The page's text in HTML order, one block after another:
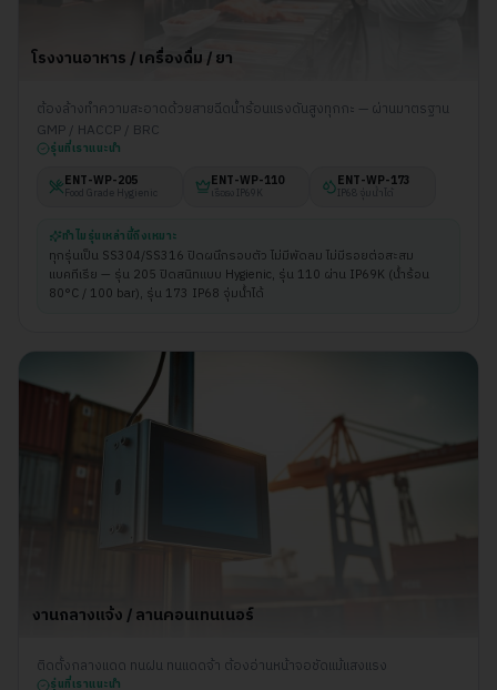
โรงงานอาหาร / เครื่องดื่ม / ยา
ต้องล้างทำความสะอาดด้วยสายฉีดน้ำร้อนแรงดันสูงทุกกะ — ผ่านมาตรฐาน
GMP / HACCP / BRC
รุ่นที่เราแนะนำ
ENT-WP-205
Food Grade Hygienic
ENT-WP-110
เรือธง IP69K
ENT-WP-173
IP68 จุ่มน้ำได้
ทำไมรุ่นเหล่านี้ถึงเหมาะ
ทุกรุ่นเป็น SS304/SS316 ปิดผนึกรอบตัว ไม่มีพัดลม ไม่มีรอยต่อสะสม
แบคทีเรีย — รุ่น 205 ปิดสนิทแบบ Hygienic, รุ่น 110 ผ่าน IP69K (น้ำร้อน
80°C / 100 bar), รุ่น 173 IP68 จุ่มน้ำได้
งานกลางแจ้ง / ลานคอนเทนเนอร์
ติดตั้งกลางแดด ทนฝน ทนแดดจ้า ต้องอ่านหน้าจอชัดแม้แสงแรง
รุ่นที่เราแนะนำ